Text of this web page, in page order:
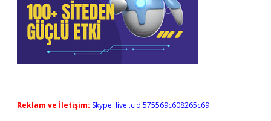
Reklam ve İletişim: Skype: live:.cid.575569c608265c69